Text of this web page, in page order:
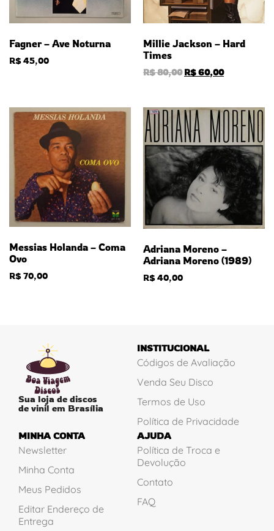
Fagner – Ave Noturna
R$45,00
Millie Jackson – Hard
Times
R$80,00R$60,00
Messias Holanda – Coma
Ovo
R$70,00
Adriana Moreno –
Adriana Moreno (1989)
R$40,00
Sua loja de discos
de vinil em Brasília
INSTITUCIONAL
Códigos de Avaliação
Venda Seu Disco
Termos de Uso
Política de Privacidade
MINHA CONTA
Newsletter
Minha Conta
Meus Pedidos
Editar Endereço de
Entrega
AJUDA
Política de Troca e
Devolução
Contato
FAQ